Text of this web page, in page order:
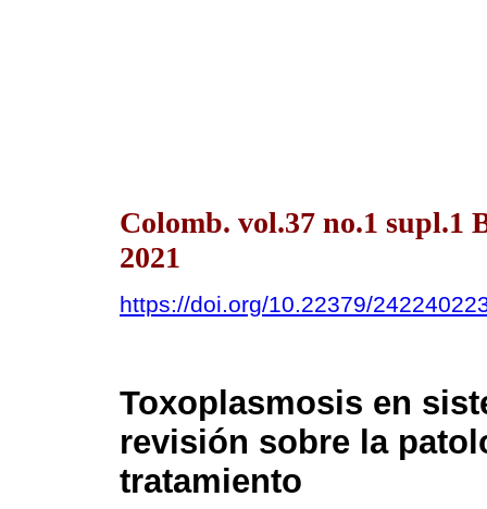
Colomb. vol.37 no.1 supl.1
2021
https://doi.org/10.22379/
Toxoplasmosis en
revisión sobre la
tratamiento